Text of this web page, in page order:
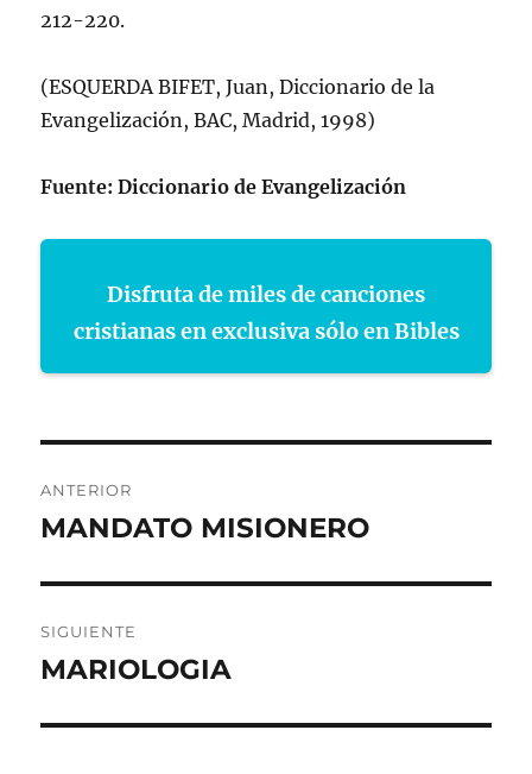
212-220.
(ESQUERDA BIFET, Juan, Diccionario de la
Evangelización, BAC, Madrid, 1998)
Fuente: Diccionario de Evangelización
Disfruta de miles de canciones
cristianas en exclusiva sólo en Bibles
de
ANTERIOR
Entrada
MANDATO MISIONERO
SIGUIENTE
Entrada
MARIOLOGIA